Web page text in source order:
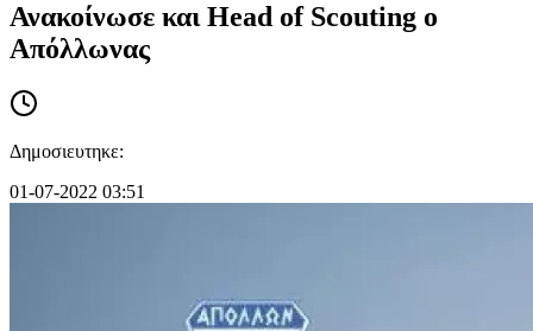
Ανακοίνωσε και Head of Scouting ο
Απόλλωνας
Δημοσιευτηκε:
01-07-2022 03:51